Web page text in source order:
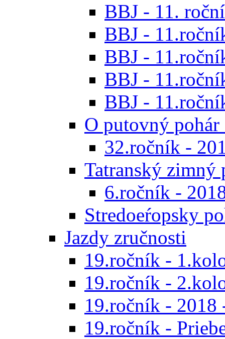
BBJ - 11.
BBJ -
BBJ -
BBJ -
BBJ -
O putovný
32.ročník -
Tatranský zimný
6.ročník -
Stredoeŕopsky
Jazdy zručnosti
19.ročník -
19.ročník -
19.ročník - 2018
19.ročník -